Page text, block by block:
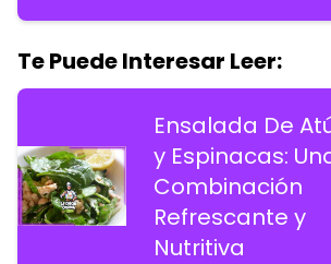
Te Puede Interesar Leer:
Ensalada De
y Espinacas:
Combinación
Refrescante y
Nutritiva